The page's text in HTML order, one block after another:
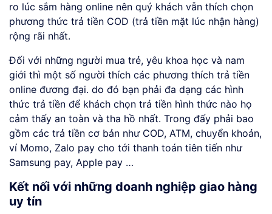
ro lúc sắm hàng online nên quý khách vẫn thích chọn
phương thức trả tiền COD (trả tiền mặt lúc nhận hàng)
rộng rãi nhất.
Đối với những người mua trẻ, yêu khoa học và nam
giới thì một số người thích các phương thích trả tiền
online đương đại. do đó bạn phải đa dạng các hình
thức trả tiền để khách chọn trả tiền hình thức nào họ
cảm thấy an toàn và tha hồ nhất. Trong đấy phải bao
gồm các trả tiền cơ bản như COD, ATM, chuyển khoản,
ví Momo, Zalo pay cho tới thanh toán tiên tiến như
Samsung pay, Apple pay …
Kết nối với những doanh nghiệp giao hàng
uy tín